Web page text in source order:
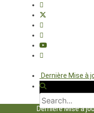
Dernière Mise à
Dernière Mise à